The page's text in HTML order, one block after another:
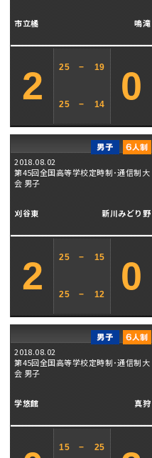
市立橘 鳴滝
2 25 − 19
25 − 14 0
2018.08.02
第45回全国高等学校定時制･通信制大
会 男子
刈谷東 新川みどり野
2 25 − 15
25 − 12 0
2018.08.02
第45回全国高等学校定時制･通信制大
会 男子
学悠館 真狩
15 − 25